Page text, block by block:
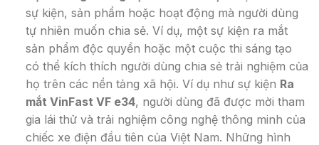
sự kiện, sản phẩm hoặc hoạt động mà người dùng
tự nhiên muốn chia sẻ. Ví dụ, một sự kiện ra mắt
sản phẩm độc quyền hoặc một cuộc thi sáng tạo
có thể kích thích người dùng chia sẻ trải nghiệm của
họ trên các nền tảng xã hội. Ví dụ như sự kiện Ra
mắt VinFast VF e34, người dùng đã được mời tham
gia lái thử và trải nghiệm công nghệ thông minh của
chiếc xe điện đầu tiên của Việt Nam. Những hình